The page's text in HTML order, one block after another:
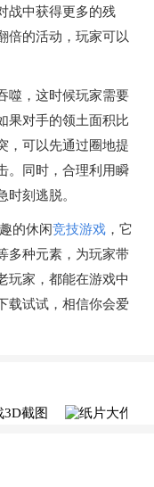
战中获得更多的残
倍的活动，玩家可以
噬，这时候玩家需要
果对手的领土面积比
，可以先通过圈地提
。同时，合理利用瞬
刻逃脱。
的休闲竞技游戏 ，它
多种元素，为玩家带
玩家，都能在游戏中
载试试，相信你会爱